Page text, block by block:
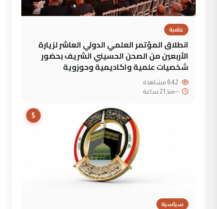
علمية
انطلاق المؤتمر العلمي الدولي العاشر لزيارة
الأربعين من الصحن الحسيني الشريف بحضور
شخصيات علمية واكاديمية وحوزوية
--منذ 21 ساعة
5
سياسية